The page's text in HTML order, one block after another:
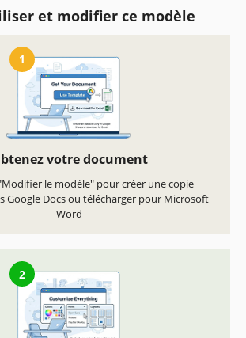
et modifier ce modèle
1
votre document
le modèle" pour créer une copie
Google Docs ou télécharger pour Microsoft
Word
2